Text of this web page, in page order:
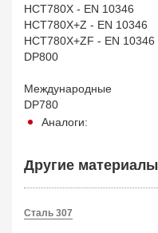
HCT780X - EN 10346
HCT780X+Z - EN 10346
HCT780X+ZF - EN 10346
DP800
Международные
DP780
Аналоги:
Другие материалы
Сталь 307